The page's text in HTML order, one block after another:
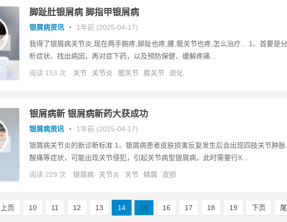
脚趾肚银屑病 脚指甲银屑病
银屑病资讯 • 1年前 (2025-04-17)
我得了银屑病关节炎,现在两手腕疼,脚趾也疼,腰,髋关节也疼,怎么治疗... 1、首要是分
析症状、找出病因，再对症下药，以及预防保健、缓解疼痛...
阅读 153 次 关节 关节炎 髋关节 膝关节 退化
银屑病新 银屑病新药大获成功
银屑病资讯 • 1年前 (2025-04-17)
银屑病关节炎的新诊断标准 1、银屑病患者皮肤损害反复发生后会出现四肢关节肿胀
酸痛等症状，可能出现关节侵犯，引起关节病型银屑病，此时需要行X...
阅读 229 次 银屑病 关节炎 关节 鳞屑 皮损
上页 10 11 12 13 14 15 16 17 18 19 下页